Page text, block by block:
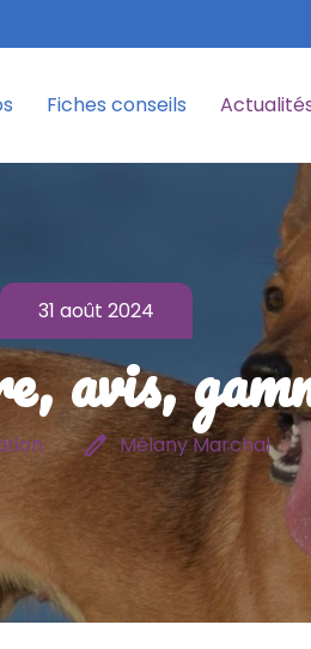
Fiches conseils
31 août 2024
edit Mélany Marchal